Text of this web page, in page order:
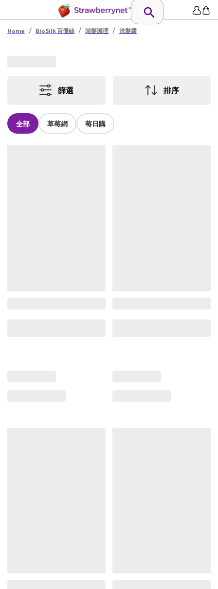
Home / BioSilk 百優絲 / 頭髮護理 / 洗髮露
篩選 排序
全部 草莓網 莓日購